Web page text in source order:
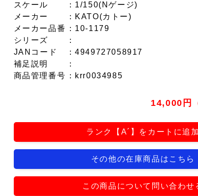
スケール
：1/150(Nゲージ)
メーカー
：KATO(カトー)
メーカー品番
：10-1179
シリーズ
：
JANコード
：4949727058917
補足説明
：
商品管理番号 ：krr0034985
14,000円
ランク【A´】をカートに追加
その他の在庫商品はこちら
この商品について問い合わせ